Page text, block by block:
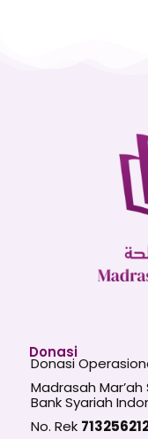
Donasi
Donasi
Madrasah Mar’ah
Bank Syariah
No. Rek